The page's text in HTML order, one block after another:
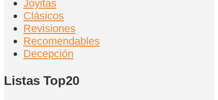
Joyitas
Clásicos
Revisiones
Recomendables
Decepción
Listas Top20